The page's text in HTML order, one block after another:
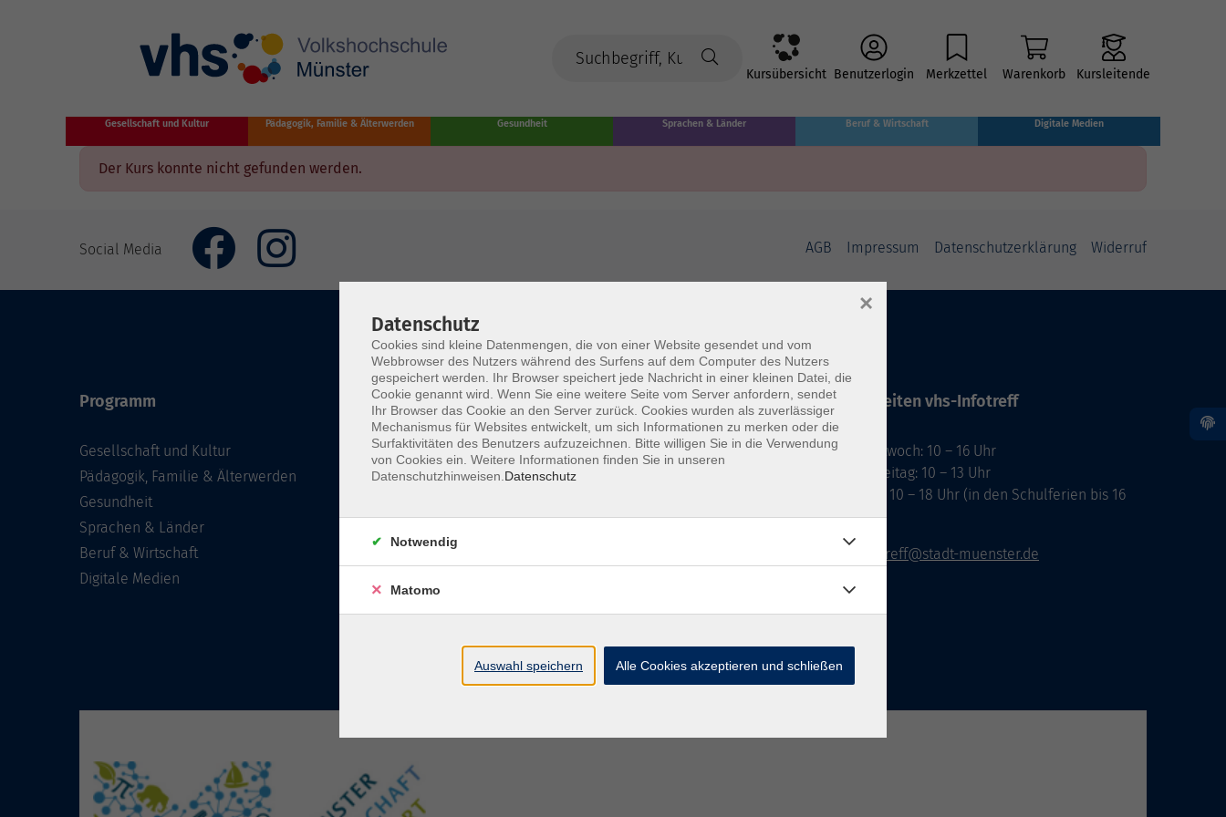
Kursübersicht Benutzerlogin Merkzettel Warenkorb Kursleitende
Gesellschaft und Kultur Pädagogik, Familie & Älterwerden Gesundheit Sprachen & Länder Beruf & Wirtschaft Digitale Medien
Der Kurs konnte nicht gefunden werden.
Social Media AGB Impressum Datenschutzerklärung Widerruf
Programm
Gesellschaft und Kultur
Pädagogik, Familie & Älterwerden
Gesundheit
Sprachen & Länder
Beruf & Wirtschaft
Digitale Medien
Volkshochschule Münster
Aegidiistraße 70
48143 Münster
vhs@stadt-muenster.de
Lage im Stadtplan
Öffnungszeiten vhs-Infotreff
Montag, Mittwoch: 10 – 16 Uhr
Dienstag, Freitag: 10 – 13 Uhr
Donnerstag: 10 – 18 Uhr (in den Schulferien bis 16
Uhr)
vhs-infotreff@stadt-muenster.de
Datenschutz
Cookies sind kleine Datenmengen, die von einer Website gesendet und vom
Webbrowser des Nutzers während des Surfens auf dem Computer des Nutzers
gespeichert werden. Ihr Browser speichert jede Nachricht in einer kleinen Datei, die
Cookie genannt wird. Wenn Sie eine weitere Seite vom Server anfordern, sendet
Ihr Browser das Cookie an den Server zurück. Cookies wurden als zuverlässiger
Mechanismus für Websites entwickelt, um sich Informationen zu merken oder die
Surfaktivitäten des Benutzers aufzuzeichnen. Bitte willigen Sie in die Verwendung
von Cookies ein. Weitere Informationen finden Sie in unseren
Datenschutzhinweisen. Datenschutz
×
Notwendig
Matomo
Auswahl speichern Alle Cookies akzeptieren und schließen